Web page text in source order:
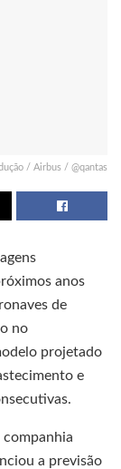
/ Airbus / @qantas
anos
de
no
projetado
e
companhia
a previsão